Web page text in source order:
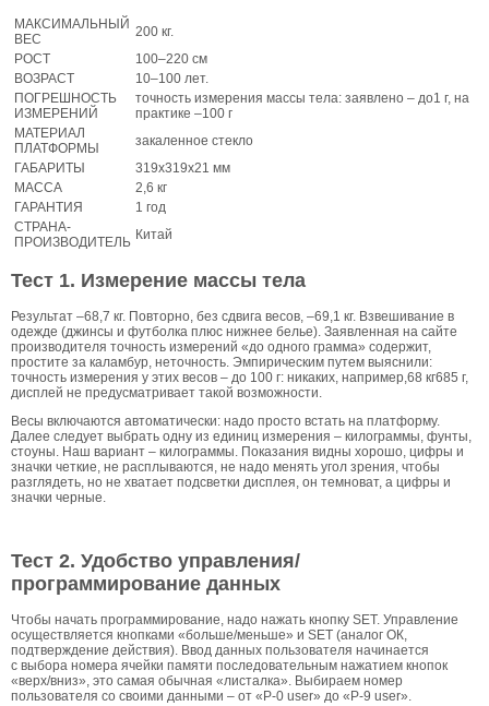
МАКСИМАЛЬНЫЙ
ВЕС
200 кг.
РОСТ
100–220 см
ВОЗРАСТ
10–100 лет.
ПОГРЕШНОСТЬ
ИЗМЕРЕНИЙ
точность измерения массы тела: заявлено – до1 г, на
практике –100 г
МАТЕРИАЛ
ПЛАТФОРМЫ
закаленное стекло
ГАБАРИТЫ
319х319х21 мм
МАССА
2,6 кг
ГАРАНТИЯ
1 год
СТРАНА-
ПРОИЗВОДИТЕЛЬ Китай
Тест 1. Измерение массы тела
Результат –68,7 кг. Повторно, без сдвига весов, –69,1 кг. Взвешивание в
одежде (джинсы и футболка плюс нижнее белье). Заявленная на сайте
производителя точность измерений «до одного грамма» содержит,
простите за каламбур, неточность. Эмпирическим путем выяснили:
точность измерения у этих весов – до 100 г: никаких, например,68 кг685 г,
дисплей не предусматривает такой возможности.
Весы включаются автоматически: надо просто встать на платформу.
Далее следует выбрать одну из единиц измерения – килограммы, фунты,
стоуны. Наш вариант – килограммы. Показания видны хорошо, цифры и
значки четкие, не расплываются, не надо менять угол зрения, чтобы
разглядеть, но не хватает подсветки дисплея, он темноват, а цифры и
значки черные.
Тест 2. Удобство управления/
программирование данных
Чтобы начать программирование, надо нажать кнопку SET. Управление
осуществляется кнопками «больше/меньше» и SET (аналог ОК,
подтверждение действия). Ввод данных пользователя начинается
с выбора номера ячейки памяти последовательным нажатием кнопок
«верх/вниз», это самая обычная «листалка». Выбираем номер
пользователя со своими данными – от «P-0 user» до «P-9 user».